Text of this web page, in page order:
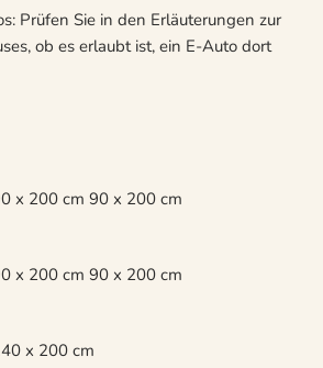
Prüfen Sie in den Erläuterungen zur
ob es erlaubt ist, ein E-Auto dort
x 200 cm 90 x 200 cm
x 200 cm 90 x 200 cm
x 200 cm